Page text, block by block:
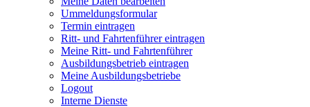
Ummeldungsformular
Termin eintragen
Ritt- und Fahrtenführer eintragen
Meine Ritt- und Fahrtenführer
Ausbildungsbetrieb eintragen
Meine Ausbildungsbetriebe
Logout
Interne Dienste